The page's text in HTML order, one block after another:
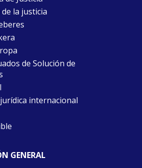
la justicia
de Solución de
internacional
GENERAL